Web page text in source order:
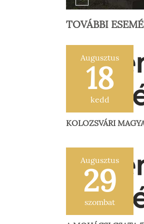
TOVÁBBI
Augusztus
18
kedd
KOLOZSVÁRI
Augusztus
29
szombat